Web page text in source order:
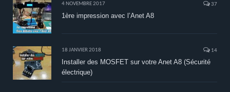
4 NOVEMBRE 2017 37
1ère impression avec l’Anet A8
18 JANVIER 2018 14
Installer des MOSFET sur votre Anet A8 (Sécurité
électrique)